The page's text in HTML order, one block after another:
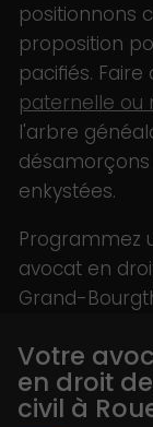
positionnons
proposition
pacifiés.
paternelle ou
l'arbre
enkystées.
Programmez
avocat en
Grand-
Votre
en droit
civil à